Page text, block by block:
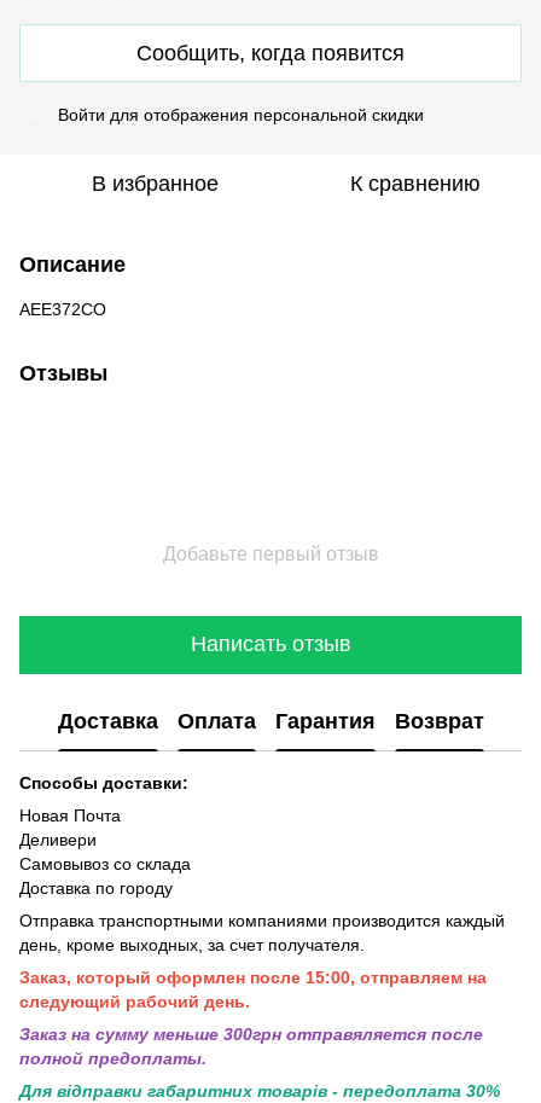
Сообщить, когда появится
Войти для отображения персональной скидки
В избранное К сравнению
Описание
AEE372CO
Отзывы
Добавьте первый отзыв
Написать отзыв
Доставка Оплата Гарантия Возврат
Способы доставки:
Новая Почта
Деливери
Самовывоз со склада
Доставка по городу
Отправка транспортными компаниями производится каждый
день, кроме выходных, за счет получателя.
Заказ, который оформлен после 15:00, отправляем на
следующий рабочий день.
Заказ на сумму меньше 300грн отправяляется после
полной предоплаты.
Для відправки габаритних товарів - передоплата 30%